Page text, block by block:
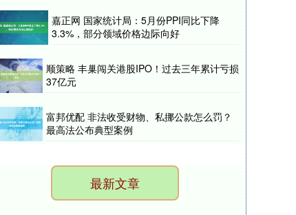
嘉正网 国家统计局：5月份PPI同比下降
3.3%，部分领域价格边际向好
顺策略 丰巢闯关港股IPO！过去三年累计亏损
37亿元
富邦优配 非法收受财物、私挪公款怎么罚？
最高法公布典型案例
最新文章